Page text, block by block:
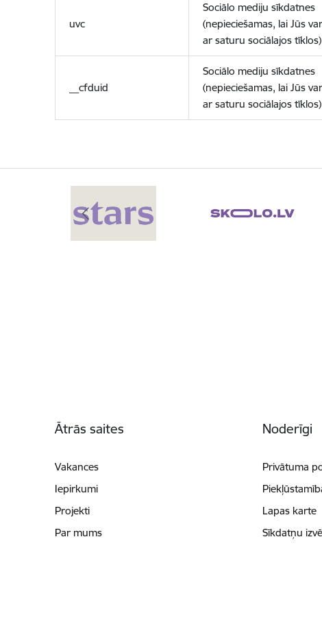
uvc
Sociālo mediju sīkdatnes
(nepieciešamas, lai Jūs
ar saturu sociālajos tīklos)
__cfduid
Sociālo mediju sīkdatnes
(nepieciešamas, lai Jūs
ar saturu sociālajos tīklos)
Ātrās saites
Vakances
Iepirkumi
Projekti
Par mums
Noderīgi
Privātuma
Lapas karte
Sīkdatņu